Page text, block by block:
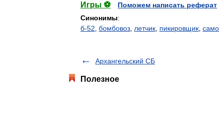
Игры ⚽
Поможем написать реферат
Синонимы:
б-52 бомбовоз летчик пикировщик
Архангельский СБ
Полезное